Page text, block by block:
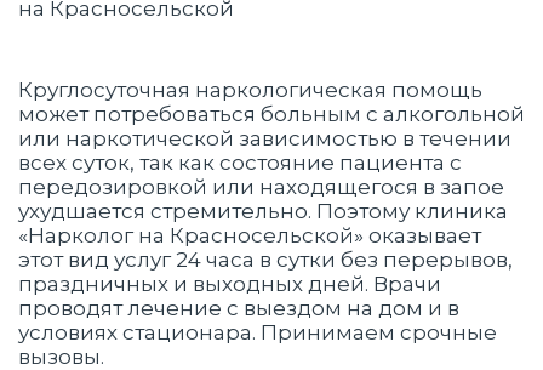
Круглосуточная наркологическая помощь
может потребоваться больным с алкогольной
или наркотической зависимостью в течении
всех суток, так как состояние пациента с
передозировкой или находящегося в запое
ухудшается стремительно. Поэтому клиника
«Нарколог на Красносельской» оказывает
этот вид услуг 24 часа в сутки без перерывов,
праздничных и выходных дней. Врачи
проводят лечение с выездом на дом и в
условиях стационара. Принимаем срочные
вызовы.